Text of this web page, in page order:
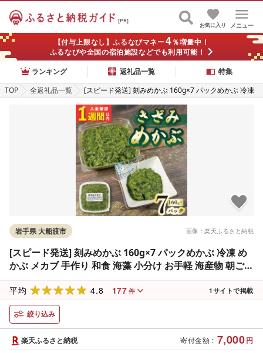
[PR]
メニュー
お気に入り
【付与上限なし】ふるなびマネー4％増量中！
ふるなびや全国の宿泊施設などでも利用可能！
ランキング
返礼品一覧
特集
TOP
全返礼品一覧
[スピード発送] 刻みめかぶ 160g×7 パックめかぶ 冷凍
めかぶ メカブ 手作り 和食 海藻 小分け お手軽 海産物
朝ごはん ねばねば きざみ 刻み 早く届く 味噌汁 ごはん
夕飯 おかず サラダ おすすめ 大船渡 三陸 岩手県 国産
大船渡市 7000円 7千円
画像：楽天ふるさと納税
岩手県 大船渡市
[スピード発送] 刻みめかぶ 160g×7 パックめかぶ 冷凍 め
かぶ メカブ 手作り 和食 海藻 小分け お手軽 海産物 朝ごは
ず サラダ おすすめ 大船渡 三陸 岩手県 国産 大船渡市
7000円 7千円
平均 4.8 177 件 1サイトで掲載
絞り込み
寄付金額 : 7,000円
楽天ふるさと納税